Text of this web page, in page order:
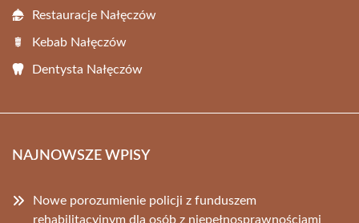
Restauracje Nałęczów
Kebab Nałęczów
Dentysta Nałęczów
NAJNOWSZE WPISY
Nowe porozumienie policji z funduszem
rehabilitacyjnym dla osób z niepełnosprawnościami